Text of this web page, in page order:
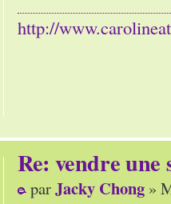
http://
Re: vendre une
parJacky Chong »